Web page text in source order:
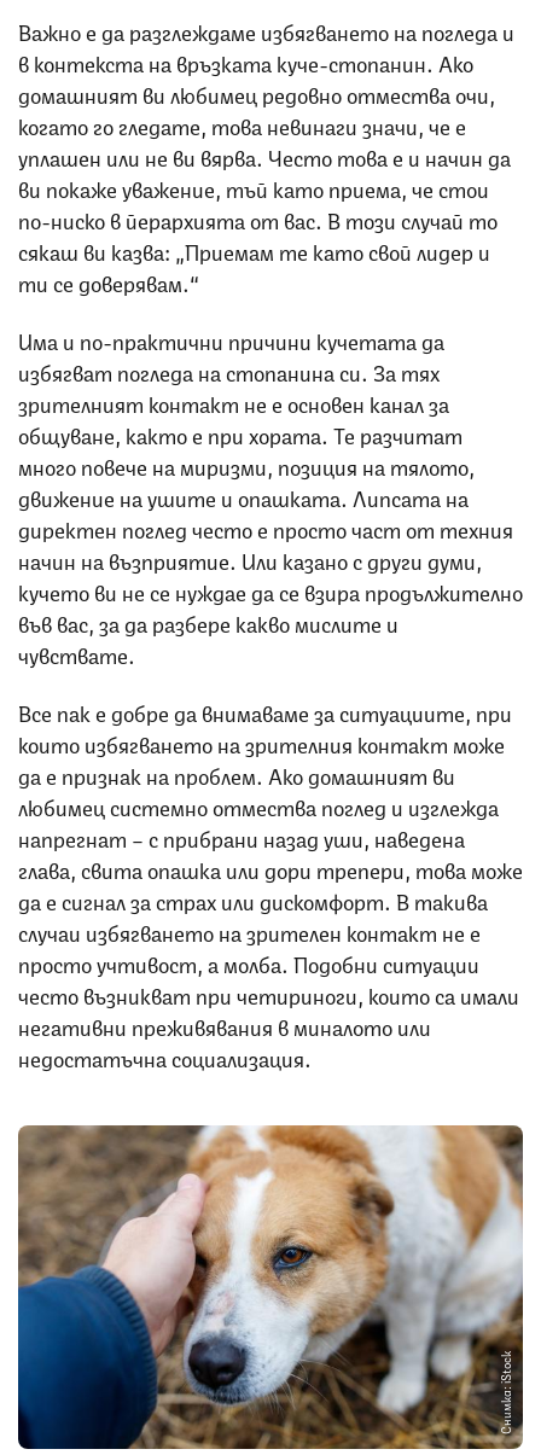
Важно е да разглеждаме избягването на погледа и
в контекста на връзката куче-стопанин. Ако
домашният ви любимец редовно отмества очи,
когато го гледате, това невинаги значи, че е
уплашен или не ви вярва. Често това е и начин да
ви покаже уважение, тъй като приема, че стои
по-ниско в йерархията от вас. В този случай то
сякаш ви казва: „Приемам те като свой лидер и
ти се доверявам.“
Има и по-практични причини кучетата да
избягват погледа на стопанина си. За тях
зрителният контакт не е основен канал за
общуване, както е при хората. Те разчитат
много повече на миризми, позиция на тялото,
движение на ушите и опашката. Липсата на
директен поглед често е просто част от техния
начин на възприятие. Или казано с други думи,
кучето ви не се нуждае да се взира продължително
във вас, за да разбере какво мислите и
чувствате.
Все пак е добре да внимаваме за ситуациите, при
които избягването на зрителния контакт може
да е признак на проблем. Ако домашният ви
любимец системно отмества поглед и изглежда
напрегнат – с прибрани назад уши, наведена
глава, свита опашка или дори трепери, това може
да е сигнал за страх или дискомфорт. В такива
случаи избягването на зрителен контакт не е
просто учтивост, а молба. Подобни ситуации
често възникват при четириноги, които са имали
негативни преживявания в миналото или
недостатъчна социализация.
Снимка: iStock